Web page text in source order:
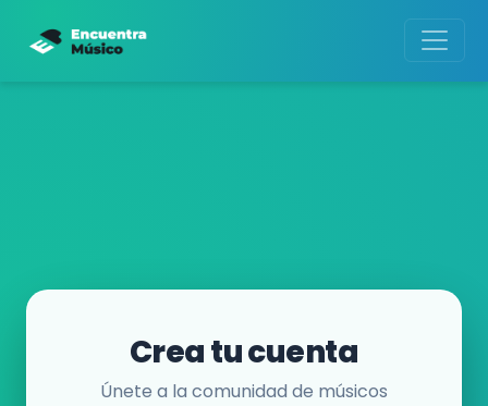
Crea tu cuenta
Únete a la comunidad de músicos